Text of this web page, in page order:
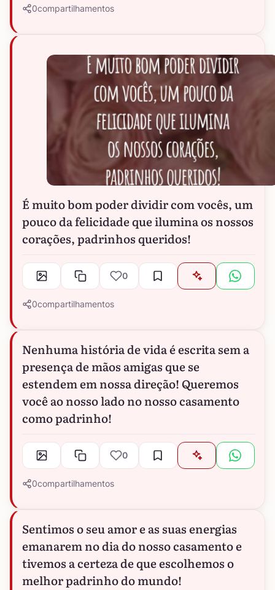
0compartilhamentos
É muito bom poder dividir com vocês, um
pouco da felicidade que ilumina os nossos
corações, padrinhos queridos!
0
0compartilhamentos
Nenhuma história de vida é escrita sem a
presença de mãos amigas que se
estendem em nossa direção! Queremos
você ao nosso lado no nosso casamento
como padrinho!
0
0compartilhamentos
Sentimos o seu amor e as suas energias
emanarem no dia do nosso casamento e
tivemos a certeza de que escolhemos o
melhor padrinho do mundo!